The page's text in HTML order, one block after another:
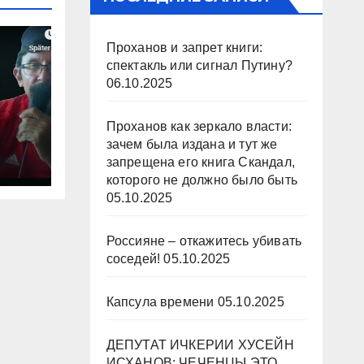
Проханов и запрет книги:
спектакль или сигнал Путину?
06.10.2025
Проханов как зеркало власти:
зачем была издана и тут же
запрещена его книга Скандал,
которого не должно было быть
05.10.2025
Россияне – откажитесь убивать
соседей! 05.10.2025
Капсула времени 05.10.2025
ДЕПУТАТ ИЧКЕРИИ ХУСЕЙН